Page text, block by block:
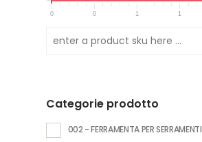
0 0 1 1
Categorie prodotto
002 - FERRAMENTA PER SERRAMENTI